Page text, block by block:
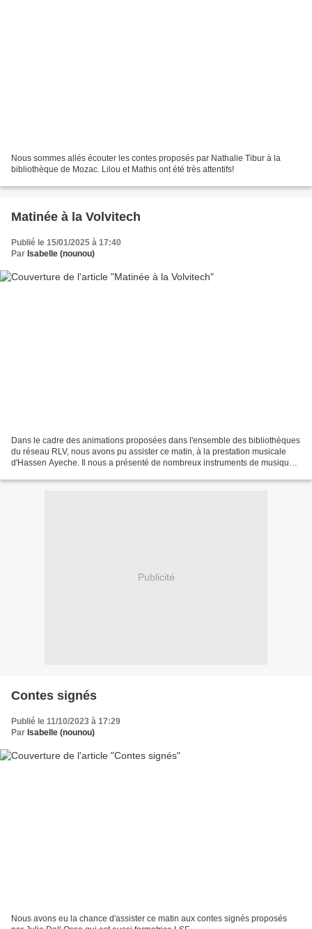
Nous sommes allés écouter les contes proposés par Nathalie Tibur à la
bibliothèque de Mozac. Lilou et Mathis ont été très attentifs!
Matinée à la Volvitech
Publié le 15/01/2025 à 17:40
Par Isabelle (nounou)
Dans le cadre des animations proposées dans l'ensemble des bibliothèques
du réseau RLV, nous avons pu assister ce matin, à la prestation musicale
d'Hassen Ayeche. Il nous a présenté de nombreux instruments de musique
Publicité
Contes signés
Publié le 11/10/2023 à 17:29
Par Isabelle (nounou)
Nous avons eu la chance d'assister ce matin aux contes signés proposés